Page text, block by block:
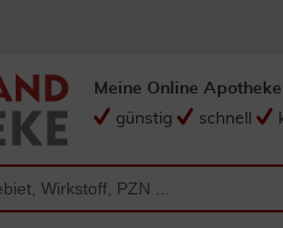
Meine Online Apotheke
günstig
schnell